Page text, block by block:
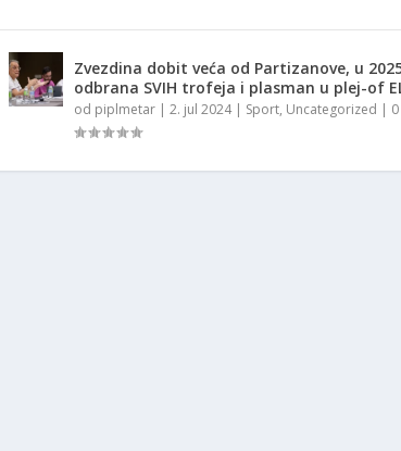
Zvezdina dobit veća od Partizanove, u
odbrana SVIH trofeja i plasman u plej-of
od piplmetar| 2. jul 2024| Sport, Uncategorized | 0